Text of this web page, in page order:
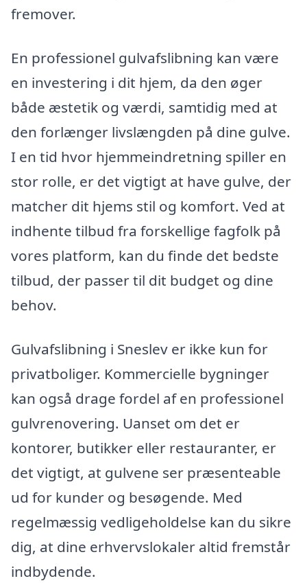
fremover.
En professionel gulvafslibning kan være
en investering i dit hjem, da den øger
både æstetik og værdi, samtidig med at
den forlænger livslængden på dine gulve.
I en tid hvor hjemmeindretning spiller en
stor rolle, er det vigtigt at have gulve, der
matcher dit hjems stil og komfort. Ved at
indhente tilbud fra forskellige fagfolk på
vores platform, kan du finde det bedste
tilbud, der passer til dit budget og dine
behov.
Gulvafslibning i Sneslev er ikke kun for
privatboliger. Kommercielle bygninger
kan også drage fordel af en professionel
gulvrenovering. Uanset om det er
kontorer, butikker eller restauranter, er
det vigtigt, at gulvene ser præsenteable
ud for kunder og besøgende. Med
regelmæssig vedligeholdelse kan du sikre
dig, at dine erhvervslokaler altid fremstår
indbydende.